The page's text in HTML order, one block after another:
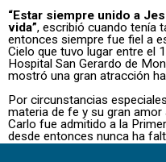
“Estar siempre unido a
vida”, escribió cuando tenía
entonces siempre fue fiel a
Cielo que tuvo lugar entre el
Hospital San Gerardo de
mostró una gran atracción
Por circunstancias
materia de fe y su gran
Carlo fue admitido a la
desde entonces nunca ha